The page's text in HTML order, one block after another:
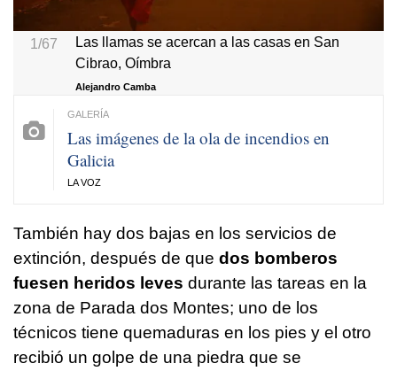
1/67
Las llamas se acercan a las casas en San
Cibrao, Oímbra
Alejandro Camba
Las imágenes de la ola de incendios en
Galicia
LA VOZ
También hay dos bajas en los servicios de
extinción, después de que dos bomberos
fuesen heridos leves durante las tareas en la
zona de Parada dos Montes; uno de los
técnicos tiene quemaduras en los pies y el otro
recibió un golpe de una piedra que se